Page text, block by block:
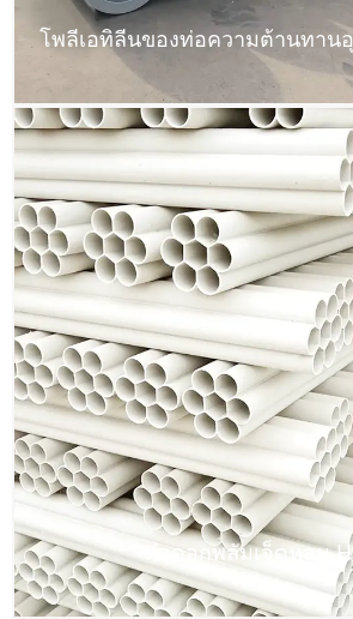
โพลีเอทิลีนของท่อความต้านทา
ท่อดอกพลัมเจ็ดหลุม